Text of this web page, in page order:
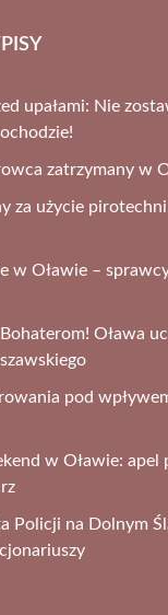
upałami: Nie
zatrzymany w
za użycie
w Oławie –
Oława
pod
w Oławie:
Policji na Dolnym